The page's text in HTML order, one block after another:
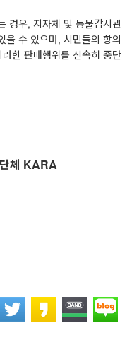
경우, 지자체 및 동물감시관
을 수 있으며, 시민들의 항의
한 판매행위를 신속히 중단
체 KARA